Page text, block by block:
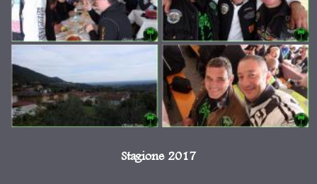
Stagione 2017